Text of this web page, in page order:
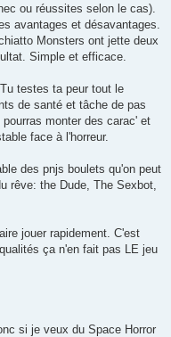
ou réussites selon le cas).
avantages et désavantages.
Monsters ont jette deux
Simple et efficace.
testes ta peur tout le
de santé et tâche de pas
monter des carac' et
face à l'horreur.
des pnjs boulets qu'on peut
rêve: the Dude, The Sexbot,
jouer rapidement. C'est
ça n'en fait pas LE jeu
si je veux du Space Horror